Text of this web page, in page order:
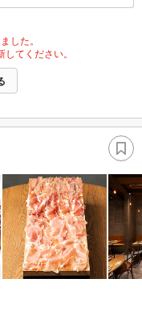
した。
てください。